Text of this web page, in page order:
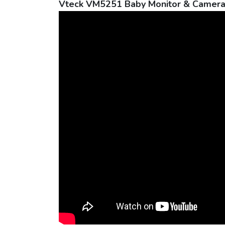
Vteck VM5251 Baby Monitor &